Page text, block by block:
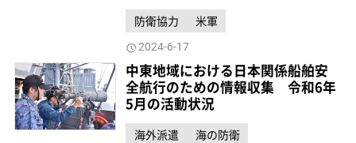
防衛協力 米軍
2024-6-17
中東地域における日本関係船舶安
全航行のための情報収集 令和6年
5月の活動状況
海外派遣 海の防衛